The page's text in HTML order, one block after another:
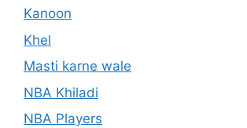
Kanoon
Khel
Masti karne wale
NBA Khiladi
NBA Players